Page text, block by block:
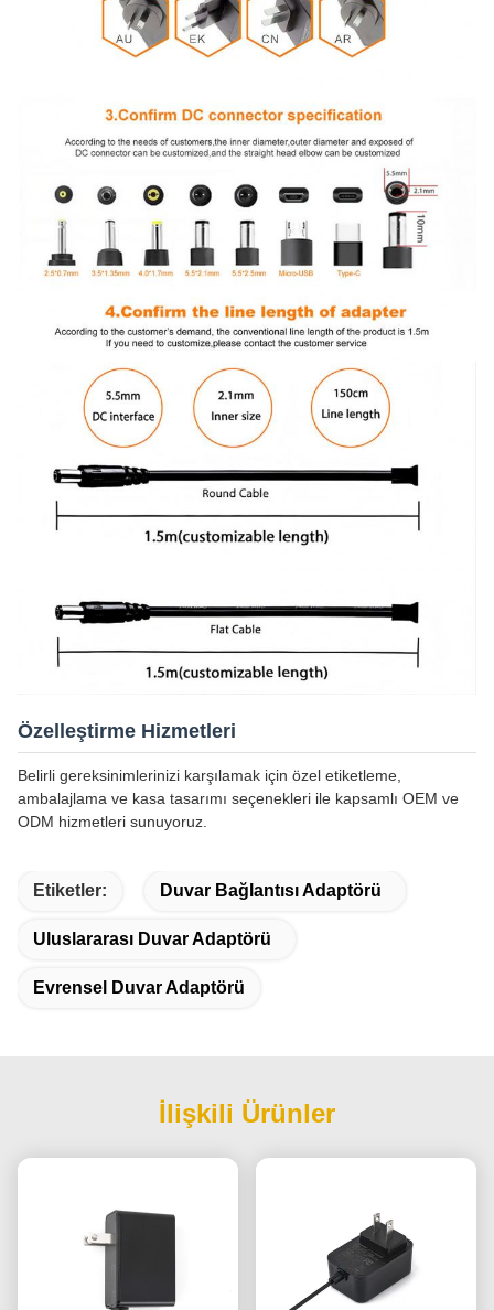
Özelleştirme Hizmetleri
Belirli gereksinimlerinizi karşılamak için özel etiketleme,
ambalajlama ve kasa tasarımı seçenekleri ile kapsamlı OEM ve
ODM hizmetleri sunuyoruz.
Etiketler: Duvar Bağlantısı Adaptörü
Uluslararası Duvar Adaptörü
Evrensel Duvar Adaptörü
İlişkili Ürünler